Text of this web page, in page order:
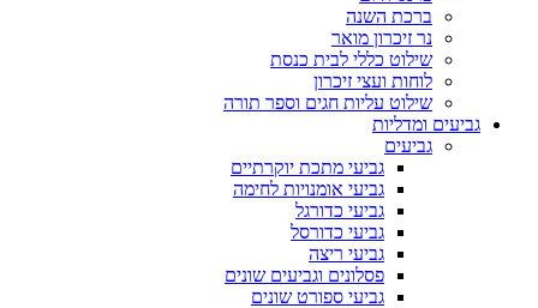
ברכת השנה
נר זיכרון מואר
שילוט כללי לבית כנסת
לוחות ועצי זיכרון
שילוט עליות חגים וספר תורה
גביעים ומדליות
גביעים
גביעי מתכת יוקרתיים
גביעי אומנויות לחימה
גביעי כדורגל
גביעי כדורסל
גביעי ריצה
פסלונים וגביעים שונים
גביעי ספורט שונים